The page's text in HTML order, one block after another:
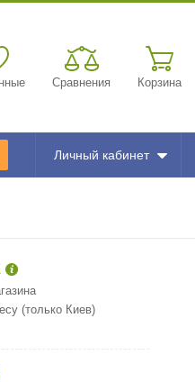
Сравнения Корзина
Личный кабинет
(только Киев)